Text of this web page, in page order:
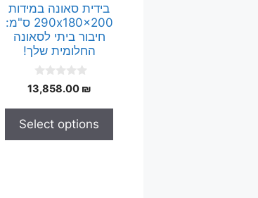
בידית סאונה במידות
290x180x200 ס"מ:
חיבור ביתי לסאונה
החלומית שלך!
0
o
o
5
13,858.00 ₪
Select options